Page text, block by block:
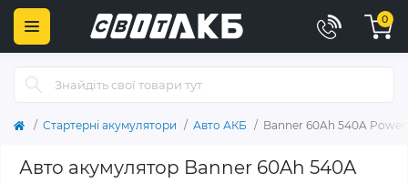
0
Стартерні акумулятори Авто АКБ Banner 60Ah 540A
Авто акумулятор Banner 60Ah 540A